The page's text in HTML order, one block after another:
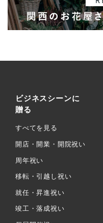
ビジネスシーンに
贈る
すべてを見る
開店・開業・開院祝い
周年祝い
移転・引越し祝い
就任・昇進祝い
竣工・落成祝い